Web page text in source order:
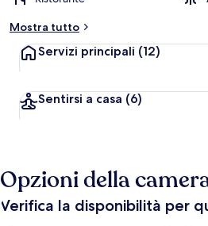
Mostra tutto
Servizi principali (12)
Sentirsi a casa (6)
Opzioni della
Verifica la disponibilità per